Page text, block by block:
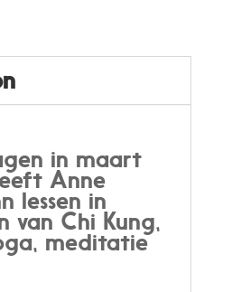
in maart
t Anne
lessen in
van Chi Kung,
, meditatie